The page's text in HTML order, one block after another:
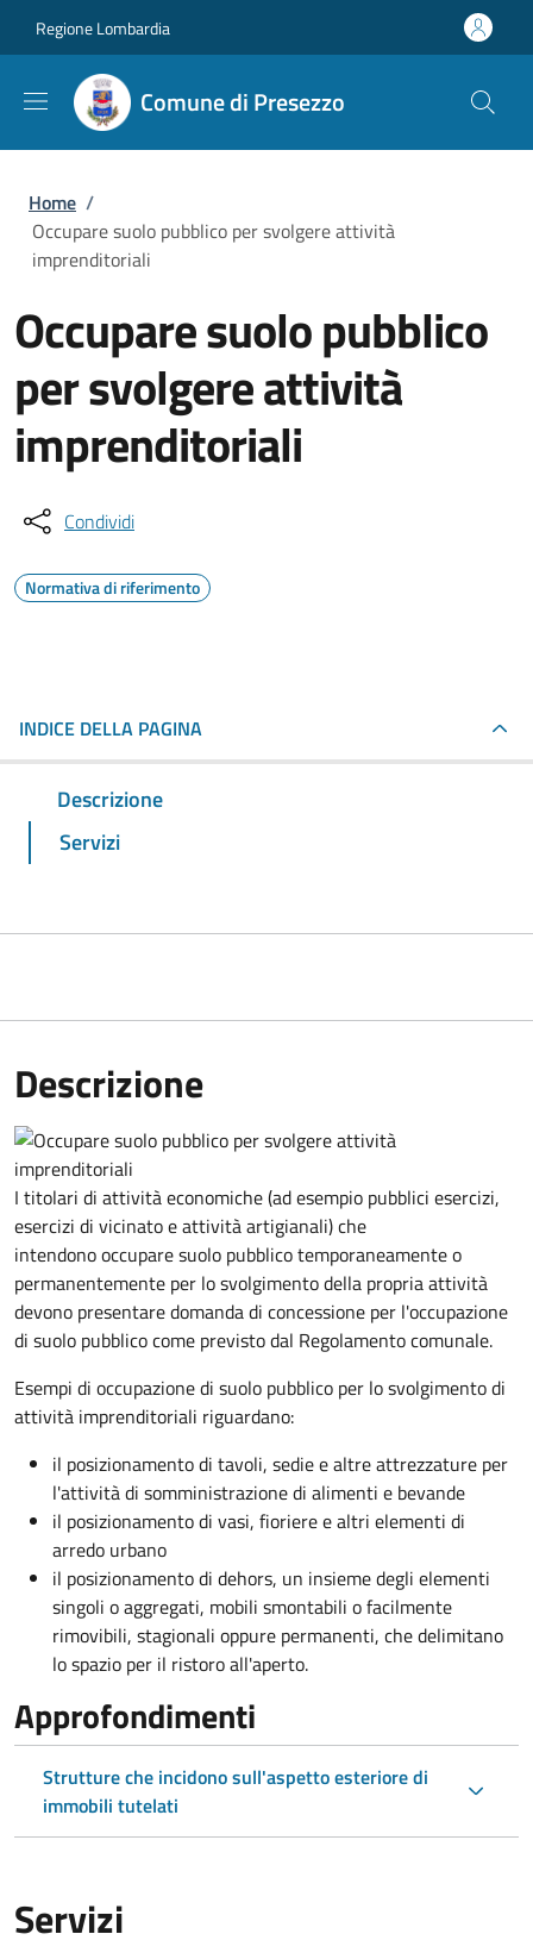
Regione Lombardia
Comune di Presezzo
Briciole di pane
Home /
Occupare suolo pubblico per svolgere attività
imprenditoriali
Occupare suolo pubblico
per svolgere attività
imprenditoriali
Condividi
Normativa di riferimento
INDICE DELLA PAGINA
Descrizione
Servizi
Descrizione
I titolari di attività economiche (ad esempio pubblici esercizi,
esercizi di vicinato e attività artigianali) che
intendono occupare suolo pubblico temporaneamente o
permanentemente per lo svolgimento della propria attività
devono presentare domanda di concessione per l'occupazione
di suolo pubblico come previsto dal Regolamento comunale.
Esempi di occupazione di suolo pubblico per lo svolgimento di
attività imprenditoriali riguardano:
il posizionamento di tavoli, sedie e altre attrezzature per
l'attività di somministrazione di alimenti e bevande
il posizionamento di vasi, fioriere e altri elementi di
arredo urbano
il posizionamento di dehors, un insieme degli elementi
singoli o aggregati, mobili smontabili o facilmente
rimovibili, stagionali oppure permanenti, che delimitano
lo spazio per il ristoro all'aperto.
Approfondimenti
Strutture che incidono sull'aspetto esteriore di
immobili tutelati
Servizi